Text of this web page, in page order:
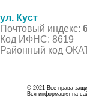
ул. Куст
Почтовый индекс:
Код ИФНС: 8619
Районный код
© 2021 Все права
Вся информация на